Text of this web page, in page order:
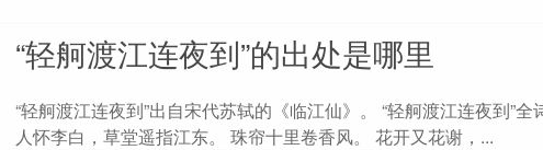
“轻舸渡江连夜到”的出处是哪里
“轻舸渡江连夜到”出自宋代苏轼的《临江仙》。 “轻舸渡江连夜到”
人怀李白，草堂遥指江东。 珠帘十里卷香风。 花开又花谢，...